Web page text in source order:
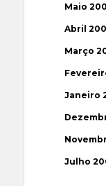
Maio
Abril
Março
Janeiro
Julho